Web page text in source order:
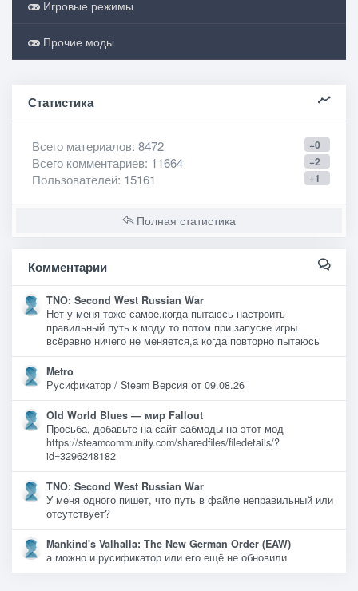
Игровые режимы
Прочие моды
Статистика
+0
Всего материалов: 8472
+2
Всего комментариев: 11664
+1
Пользователей: 15161
Полная статистика
Комментарии
TNO: Second West Russian War
Нет у меня тоже самое,когда пытаюсь настроить
правильный путь к моду то потом при запуске игры
всёравно ничего не меняется,а когда повторно пытаюсь
Metro
Русификатор / Steam Версия от 09.08.26
Old World Blues — мир Fallout
Просьба, добавьте на сайт сабмоды на этот мод
https://steamcommunity.com/sharedfiles/filedetails/?
id=3296248182
TNO: Second West Russian War
У меня одного пишет, что путь в файле неправильный или
отсутствует?
Mankind's Valhalla: The New German Order (EAW)
а можно и русификатор или его ещё не обновили